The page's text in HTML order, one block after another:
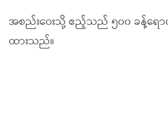
အစည်းဝေးသို့ ဧည့်သည် ၅၀၀ ခန့်ရေ
ထားသည်။